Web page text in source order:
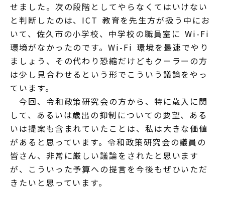
せました。次の段階としてやらなくてはいけない
と判断したのは、ICT 教育を先生方が扱う中にお
いて、佐久市の小学校、中学校の職員室に Wi-Fi
環境がなかったのです。Wi-Fi 環境を最速でやり
ましょう、その代わり恐縮だけどもクーラーの方
は少し見合わせるという形でこういう議論をやっ
ています。
今回、令和政策研究会の方から、特に歳入に関
して、あるいは歳出の抑制についての要望、ある
いは提案も含まれていたことは、私は大きな価値
があると思っています。令和政策研究会の議員の
皆さん、非常に厳しい議論をされたと思います
が、こういった予算への提言を今後もぜひいただ
きたいと思っています。